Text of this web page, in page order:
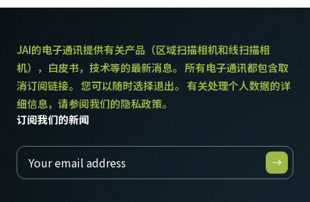
JAI的电子通讯提供有关产品（区域扫描相机和线扫描相
机），白皮书，技术等的最新消息。 所有电子通讯都包含取
消订阅链接。 您可以随时选择退出。 有关处理个人数据的详
细信息，请参阅我们的隐私政策。
订阅我们的新闻